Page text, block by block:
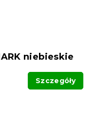
niebieskie
Szczegóły